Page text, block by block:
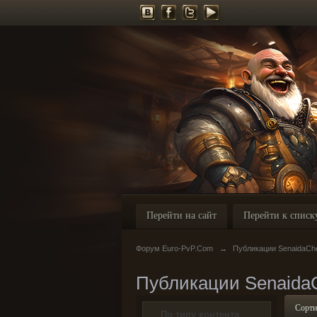
Перейти на сайт Перейти к
Форум Euro-PvP.Com → Публикации
Публикации
По типу контента